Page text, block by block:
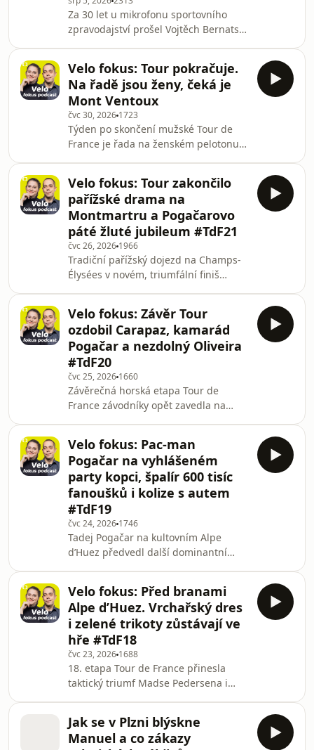
Za 30 let u mikrofonu sportovního
zpravodajství prošel Vojtěch Bernatský
Fokus podcastu ČT sport vzpomíná na
zkoušku ohněm při Nagano studiu,
vysvětluje, jak se z rodinných hovorů
stal rituál po každém vysílání, a
poodkrývá pozadí práce na
animovaném Fimfáru i své současné
spisovatelské dráze. Dnešní díl
moderuje Ond
Velo fokus: Tour pokračuje.
Na řadě jsou ženy, čeká je
Mont Ventoux
čvc 30, 2026 1723
Týden po skončení mužské Tour de
France je řada na ženském pelotonu.
Prévotovou čeká devět etap, vrcholem
programu bude výstup na Mont
Ventoux nebo závěrečné okruhy v
kopcích nedaleko Nice. Nový díl Velo
fokus podcastu se dívá na vrchol
ženské cyklistické sezony, který
odstartuje již tuto sobotu. S
Vojtěchem Jírovcem a Sa
Velo fokus: Tour zakončilo
pařížské drama na
Montmartru a Pogačarovo
páté žluté jubileum #TdF21
čvc 26, 2026 1966
Tradiční pařížský dojezd na Champs-
Élysées v novém, triumfální finiš
domestika. Závěrečný díl podcastu
Velo Fokus přináší bilanční pohled na
vyvrcholení letošní Tour de France.
Saša Tinková a Vojtěch Jírovec
rozebírají taktickou šachovnici na
okruzích na Montmartru, vystoupení
tří českých závodníků i celkovou
dominanci slovin
Velo fokus: Závěr Tour
ozdobil Carapaz, kamarád
Pogačar a nezdolný Oliveira
#TdF20
čvc 25, 2026 1660
Závěrečná horská etapa Tour de
France závodníky opět zavedla na
Nový Velo fokus rozebírá dění
posledního dne, kdy se ještě něco
dalo změnit na celkové klasifikaci. I
díky pomoci Tadeje Pogačara ale
stupně vítězů zůstávají ve složení
Pogačar, Remco Evenepoel a Isaac del
Toro. Kdo ale byli další hrdinové
Tour? Každý de
Velo fokus: Pac-man
Pogačar na vyhlášeném
party kopci, špalír 600 tisíc
fanoušků i kolize s autem
#TdF19
čvc 24, 2026 1746
Tadej Pogačar na kultovním Alpe
d’Huez předvedl další dominantní
triumfu. Dramatická 19. etapa Tour de
France přinesla souboj taktiky v úniku,
ztrátu puntíkovaného dresu i incident
týmového auta s Einarem Rubiem v
obřím špalíru fanoušků. Moderátoři
Velo Fokusu Saša Tinková a Vojtěch
Jírovec rozebírají Pogačarův útok,
Velo fokus: Před branami
Alpe d’Huez. Vrchařský dres
i zelené trikoty zůstávají ve
hře #TdF18
čvc 23, 2026 1688
18. etapa Tour de France přinesla
taktický triumf Madse Pedersena i
prvenství. Dnešní Velo fokus s
Vojtěchem Jírovcem a Sašou Tinkovou
Jak se v Plzni blýskne
Manuel a co zákazy